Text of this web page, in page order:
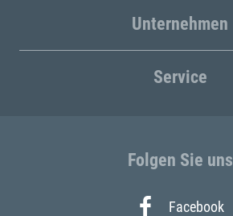
Unternehmen
Service
Folgen Sie uns
Facebook